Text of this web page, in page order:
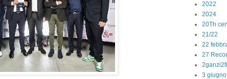
2022
2024
20Th
21/22
22
27
3